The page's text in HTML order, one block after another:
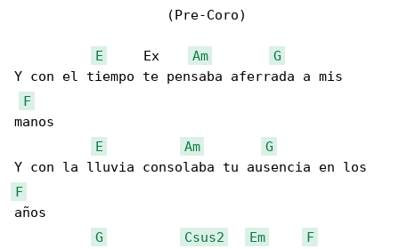
                   (Pre-Coro)
E
     Ex
Am
G
Y con el tiempo te pensaba aferrada a mis
F
manos
E
Am
G
F
años
G
Csus2 Em
F